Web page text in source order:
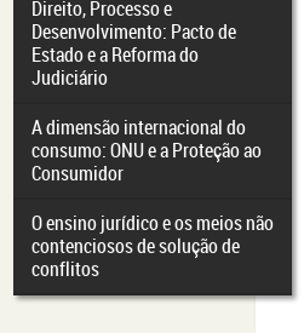
Direito, Processo e
Desenvolvimento: Pacto de
Estado e a Reforma do
Judiciário
A dimensão internacional do
consumo: ONU e a Proteção ao
Consumidor
O ensino jurídico e os meios não
contenciosos de solução de
conflitos